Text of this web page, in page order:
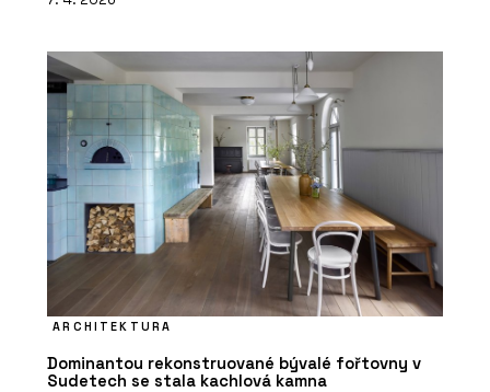
ARCHITEKTURA
Dominantou rekonstruované bývalé fořtovny v
Sudetech se stala kachlová kamna